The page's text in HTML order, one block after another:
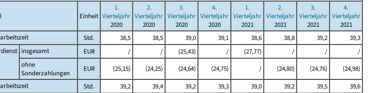
Einheit
1.
Vierteljahr
2020
2.
Vierteljahr
2020
3.
Vierteljahr
2020
4.
Vierteljahr
2020
1.
Vierteljahr
2021
2.
Vierteljahr
2021
3.
Vierteljahr
2021
4.
Vierteljahr
2021
Std. 38,5 38,5 39,0 39,1 38,6 38,8 39,2
39,3
insgesamt EUR / / (25,43) / (27,77) / /
/
ohne
Sonderzahlungen
EUR (25,15) (24,25) (24,64) (24,75) / (24,80) (24,76)
(24,98)
Std. 39,2 39,4 39,2 39,3 39,0 39,2 39,5
39,6